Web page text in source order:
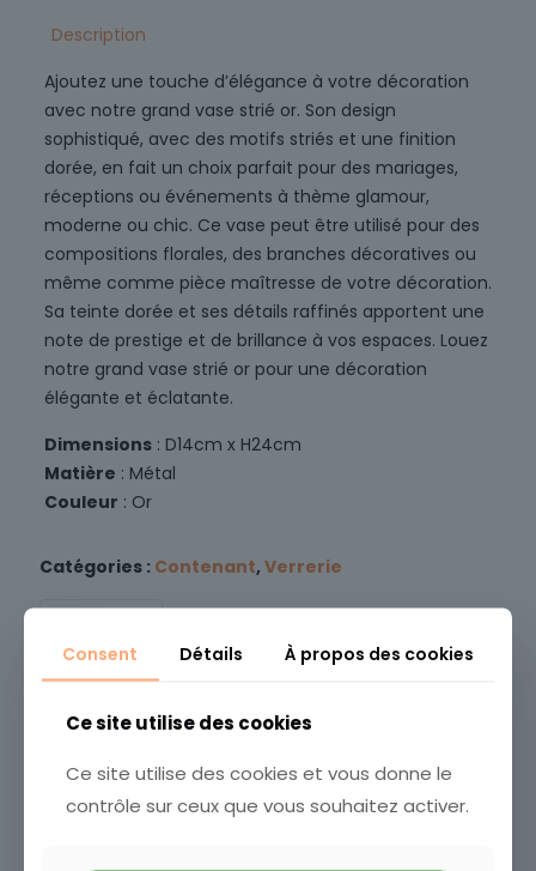
Description
Ajoutez une touche d’élégance à votre décoration
avec notre grand vase strié or. Son design
sophistiqué, avec des motifs striés et une finition
dorée, en fait un choix parfait pour des mariages,
réceptions ou événements à thème glamour,
moderne ou chic. Ce vase peut être utilisé pour des
compositions florales, des branches décoratives ou
même comme pièce maîtresse de votre décoration.
Sa teinte dorée et ses détails raffinés apportent une
note de prestige et de brillance à vos espaces. Louez
notre grand vase strié or pour une décoration
élégante et éclatante.
Dimensions: D14cm x H24cm
Matière : Métal
Couleur : Or
Catégories : Contenant, Verrerie
UGS :100042
Vous aimerez peut-être aussi…
Consent Détails À propos des cookies
Ce site utilise des cookies
Ce site utilise des cookies et vous donne le
contrôle sur ceux que vous souhaitez activer.